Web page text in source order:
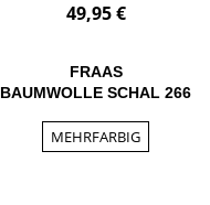
49,95 €
FRAAS
BAUMWOLLE SCHAL 266
MEHRFARBIG